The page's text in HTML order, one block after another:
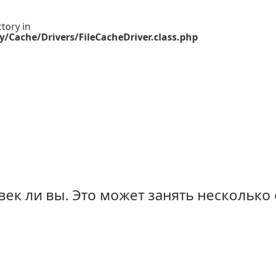
in
Drivers/FileCacheDriver.class.php
ли вы. Это может занять несколько